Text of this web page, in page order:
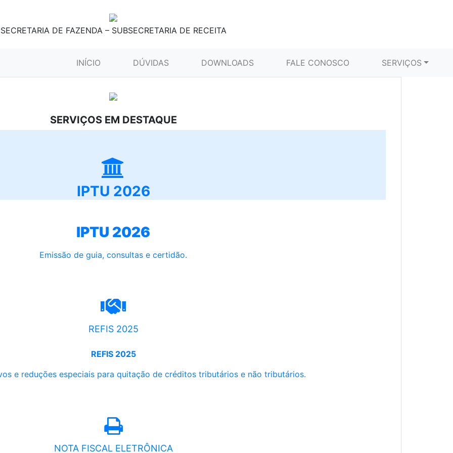
SECRETARIA DE FAZENDA – SUBSECRETARIA DE RECEITA
INÍCIO (CURRENT)DÚVIDAS DOWNLOADS FALE CONOSCO SERVIÇOS
SERVIÇOS EM DESTAQUE
IPTU 2026
IPTU 2026
Emissão de guia, consultas e certidão.
REFIS 2025
REFIS 2025
e reduções especiais para quitação de créditos tributários e não tributários.
NOTA FISCAL ELETRÔNICA